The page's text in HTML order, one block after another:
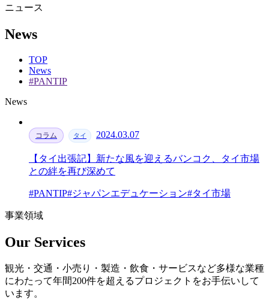
ニュース
News
TOP
News
#PANTIP
News
コラム タイ 2024.03.07
【タイ出張記】新たな風を迎えるバンコク、タイ市場
との絆を再び深めて
#PANTIP#ジャパンエデュケーション#タイ市場
事業領域
Our Services
観光・交通・小売り・製造・飲食・サービスなど多様な業種
にわたって年間200件を超えるプロジェクトをお手伝いして
います。